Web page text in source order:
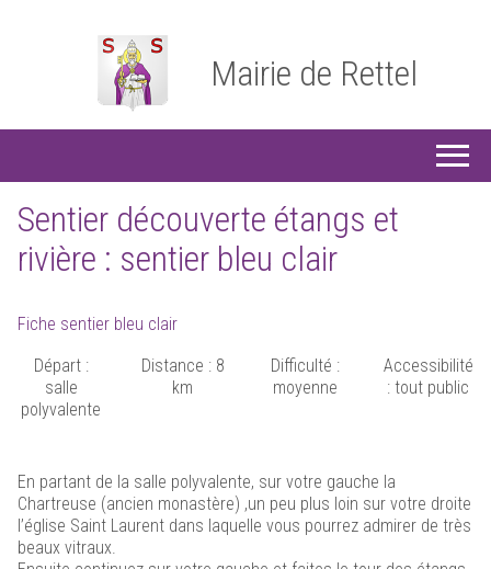
Mairie de Rettel
Sentier découverte étangs et
rivière : sentier bleu clair
Fiche sentier bleu clair
Départ :
salle
polyvalente
Distance : 8
km
Difficulté :
moyenne
Accessibilité
: tout public
En partant de la salle polyvalente, sur votre gauche la
Chartreuse (ancien monastère) ,un peu plus loin sur votre droite
l’église Saint Laurent dans laquelle vous pourrez admirer de très
beaux vitraux.